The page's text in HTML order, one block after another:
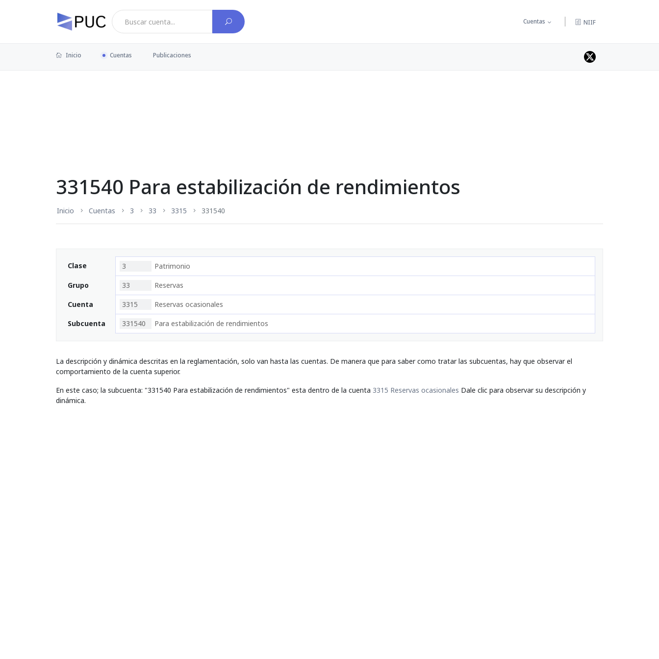
Cuentas NIIF
Inicio Cuentas Publicaciones
331540 Para estabilización de rendimientos
Inicio Cuentas 3 33 3315 331540
Clase 3 Patrimonio
Grupo 33 Reservas
Cuenta 3315 Reservas ocasionales
Subcuenta 331540 Para estabilización de rendimientos
La descripción y dinámica descritas en la reglamentación, solo van hasta las cuentas. De manera que para saber como tratar las subcuentas, hay que observar el
comportamiento de la cuenta superior.
En este caso; la subcuenta: "331540 Para estabilización de rendimientos" esta dentro de la cuenta 3315 Reservas ocasionales Dale clic para observar su descripción y
dinámica.